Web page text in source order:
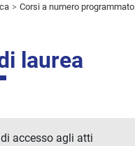
Corsi a numero programmato
laurea
accesso agli atti